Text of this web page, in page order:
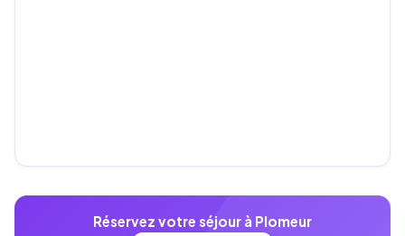
Réservez votre séjour à Plomeur